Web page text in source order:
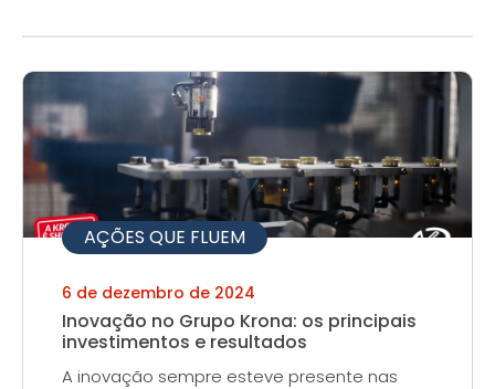
AÇÕES QUE FLUEM
6 de dezembro de 2024
Inovação no Grupo Krona: os principais
investimentos e resultados
A inovação sempre esteve presente nas